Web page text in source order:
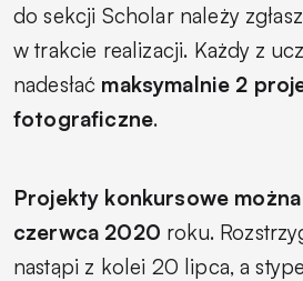
do sekcji Scholar należy
w trakcie realizacji. Każdy z
nadesłać maksymalnie 2
fotograficzne.
Projekty konkursowe
czerwca 2020 roku.
nastąpi z kolei 20 lipca, a